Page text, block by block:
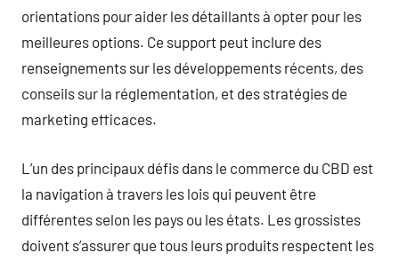
orientations pour aider les détaillants à opter pour les
meilleures options. Ce support peut inclure des
renseignements sur les développements récents, des
conseils sur la réglementation, et des stratégies de
marketing efficaces.
L’un des principaux défis dans le commerce du CBD est
la navigation à travers les lois qui peuvent être
différentes selon les pays ou les états. Les grossistes
doivent s’assurer que tous leurs produits respectent les